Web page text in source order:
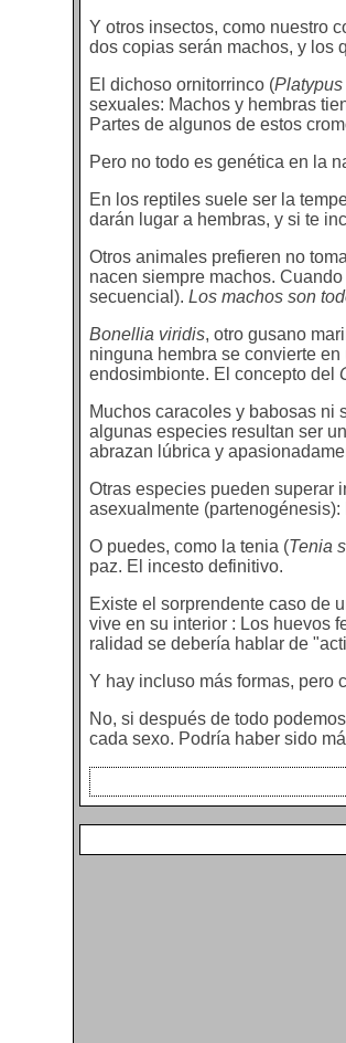
Y otros insectos, como nuestro
dos copias serán machos, y los
El dichoso ornitorrinco (Platypus
sexuales: Machos y hembras
Partes de algunos de estos
Pero no todo es genética en la
En los reptiles suele ser la
darán lugar a hembras, y si te
Otros animales prefieren no
nacen siempre machos.
secuencial).Los machos son
Bonellia viridis, otro gusano
ninguna hembra se convierte
endosimbionte. El concepto del
Muchos caracoles y babosas ni
algunas especies resultan ser
abrazan lúbrica y
Otras especies pueden superar
asexualmente
O puedes, como la tenia (Tenia
paz. El incesto definitivo.
Existe el sorprendente caso de
vive en su interior : Los huevos
ralidad se debería hablar de
Y hay incluso más formas, pero
No, si después de todo
cada sexo. Podría haber sido